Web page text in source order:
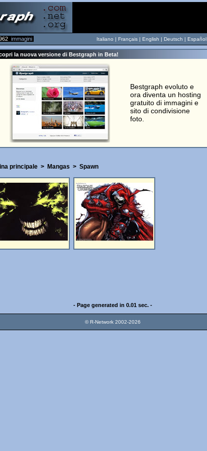
immagini Italiano | Français | English | Deutsch | Español
la nuova versione di Bestgraph in Beta!
Bestgraph evoluto e
ora diventa un hosting
gratuito di immagini e
sito di condivisione
foto.
principale > Mangas > Spawn
- Page generated in 0.01 sec. -
© R-Network 2002-2026